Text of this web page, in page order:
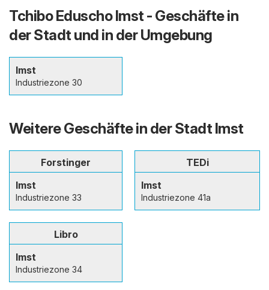
Tchibo Eduscho Imst - Geschäfte in
der Stadt und in der Umgebung
Imst
Industriezone 30
Weitere Geschäfte in der Stadt Imst
Forstinger
Imst
Industriezone 33
TEDi
Imst
Industriezone 41a
Libro
Imst
Industriezone 34